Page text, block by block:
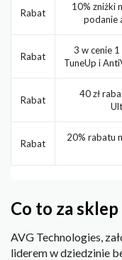
Rabat
10% zniżki
podanie
Rabat
3 w cenie
TuneUp i
Rabat
40 zł
Rabat
20% rabatu
Co to za sklep
AVG Technologies,
liderem w dziedzinie